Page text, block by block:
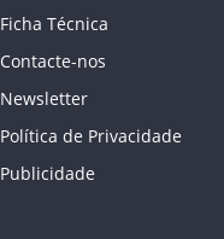
Ficha Técnica
Contacte-nos
Newsletter
Política de Privacidade
Publicidade